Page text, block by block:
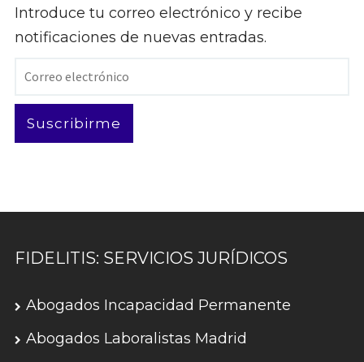
Introduce tu correo electrónico y recibe
notificaciones de nuevas entradas.
Correo
Suscribirme
FIDELITIS: SERVICIOS JURÍDICOS
Abogados Incapacidad Permanente
Abogados Laboralistas Madrid